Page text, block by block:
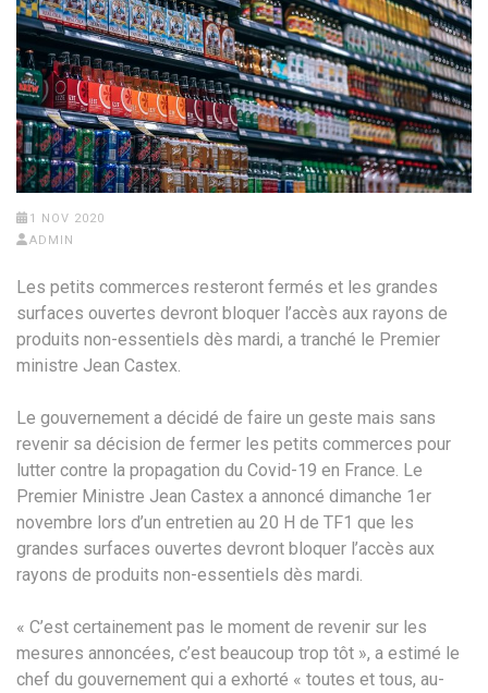
1 NOV 2020
ADMIN
Les petits commerces resteront fermés et les grandes
surfaces ouvertes devront bloquer l’accès aux rayons de
produits non-essentiels dès mardi, a tranché le Premier
ministre Jean Castex.
Le gouvernement a décidé de faire un geste mais sans
revenir sa décision de fermer les petits commerces pour
lutter contre la propagation du Covid-19 en France. Le
Premier Ministre Jean Castex a annoncé dimanche 1er
novembre lors d’un entretien au 20 H de TF1 que les
grandes surfaces ouvertes devront bloquer l’accès aux
rayons de produits non-essentiels dès mardi.
« C’est certainement pas le moment de revenir sur les
mesures annoncées, c’est beaucoup trop tôt », a estimé le
chef du gouvernement qui a exhorté « toutes et tous, au-